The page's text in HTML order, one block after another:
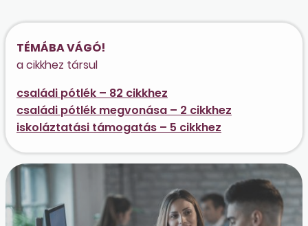
TÉMÁBA VÁGÓ!
a cikkhez társul
családi pótlék – 82 cikkhez
családi pótlék megvonása – 2 cikkhez
iskoláztatási támogatás – 5 cikkhez